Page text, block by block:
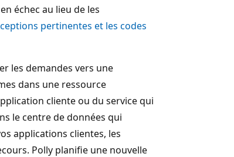
échec au lieu de les
pertinentes et les codes
les demandes vers une
dans une ressource
cliente ou du service qui
le centre de données qui
applications clientes, les
Polly planifie une nouvelle